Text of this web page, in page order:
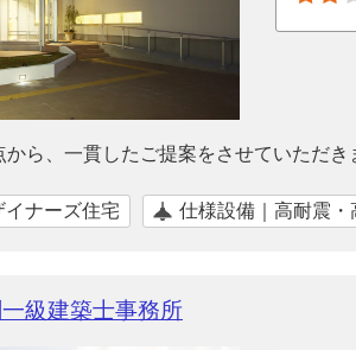
から、一貫したご提案をさせていただき
イナーズ住宅 仕様設備｜高耐震・
級建築士事務所